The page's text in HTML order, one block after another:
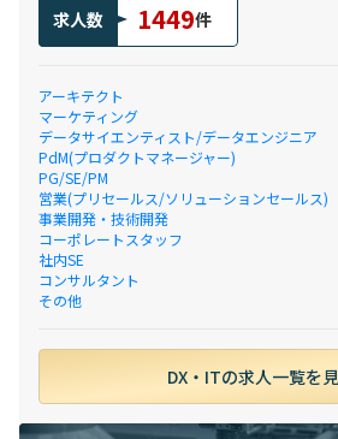
求人数 1449件
アーキテクト
マーケティング
データサイエンティスト/データエンジニア
PdM(プロダクトマネージャー)
PG/SE/PM
営業(プリセールス/ソリューションセールス)
事業開発・技術開発
コーポレートスタッフ
社内SE
コンサルタント
その他
DX・ITの求人一覧を